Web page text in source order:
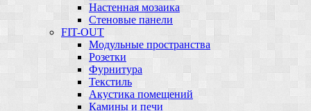
Настенная мозаика
Стеновые панели
FIT-OUT
Модульные пространства
Розетки
Фурнитура
Текстиль
Акустика помещений
Камины и печи